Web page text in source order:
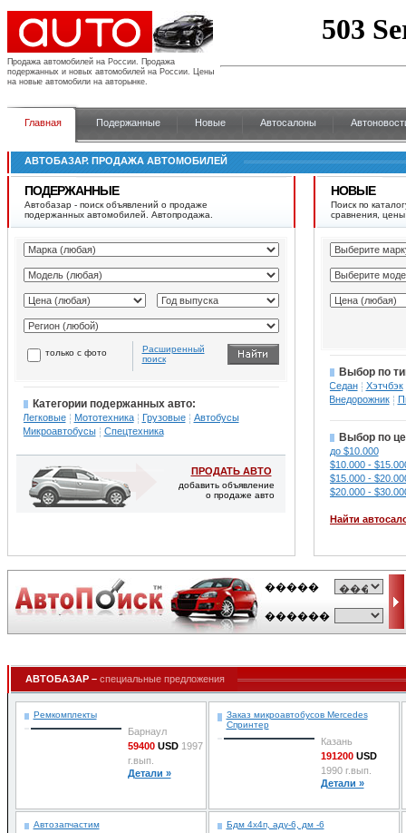
Продажа автомобилей на России. Продажа
подержанных и новых автомобилей на России. Цены
на новые автомобили на авторынке.
Главная Подержанные Новые Автосалоны
АВТОБАЗАР. ПРОДАЖА АВТОМОБИЛЕЙ
ПОДЕРЖАННЫЕ
Автобазар - поиск объявлений о продаже
подержанных автомобилей. Автопродажа.
только с фото
Расширенный
поиск
Категории подержанных авто:
Легковые Мототехника Грузовые
Автобусы
Микроавтобусы
Спецтехника
ПРОДАТЬ АВТО
добавить объявление
о продаже авто
НОВЫЕ
Поиск по
сравнения,
Выбор по
Седан
Хэтчбэк
Внедорожник
Выбор по
до $10.000
$10.000 -
$15.000 -
$20.000 -
Найти
АВТОБАЗАР – специальные предложения
Ремкомплекты
Барнаул
59400USD1997
г.вып.
Детали »
Заказ микроавтобусов Mercedes
Спринтер
Казань
191200USD
1990 г.вып.
Детали »
Автозапчастим Бдм 4х4п, аду-6, дм -6